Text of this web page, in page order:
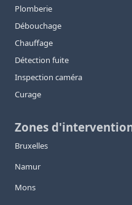
Plomberie
Débouchage
Chauffage
Détection fuite
Inspection caméra
Curage
Zones
Bruxelles
Namur
Mons